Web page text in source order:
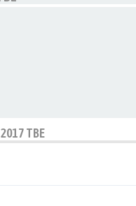
TBE